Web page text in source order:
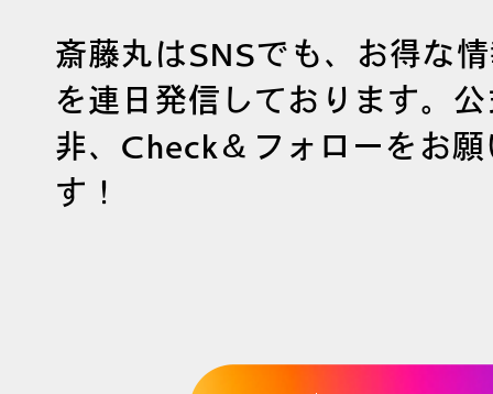
斎藤丸はSNSでも、お得な
を連日発信しております。
非、Check＆フォローをお
す！